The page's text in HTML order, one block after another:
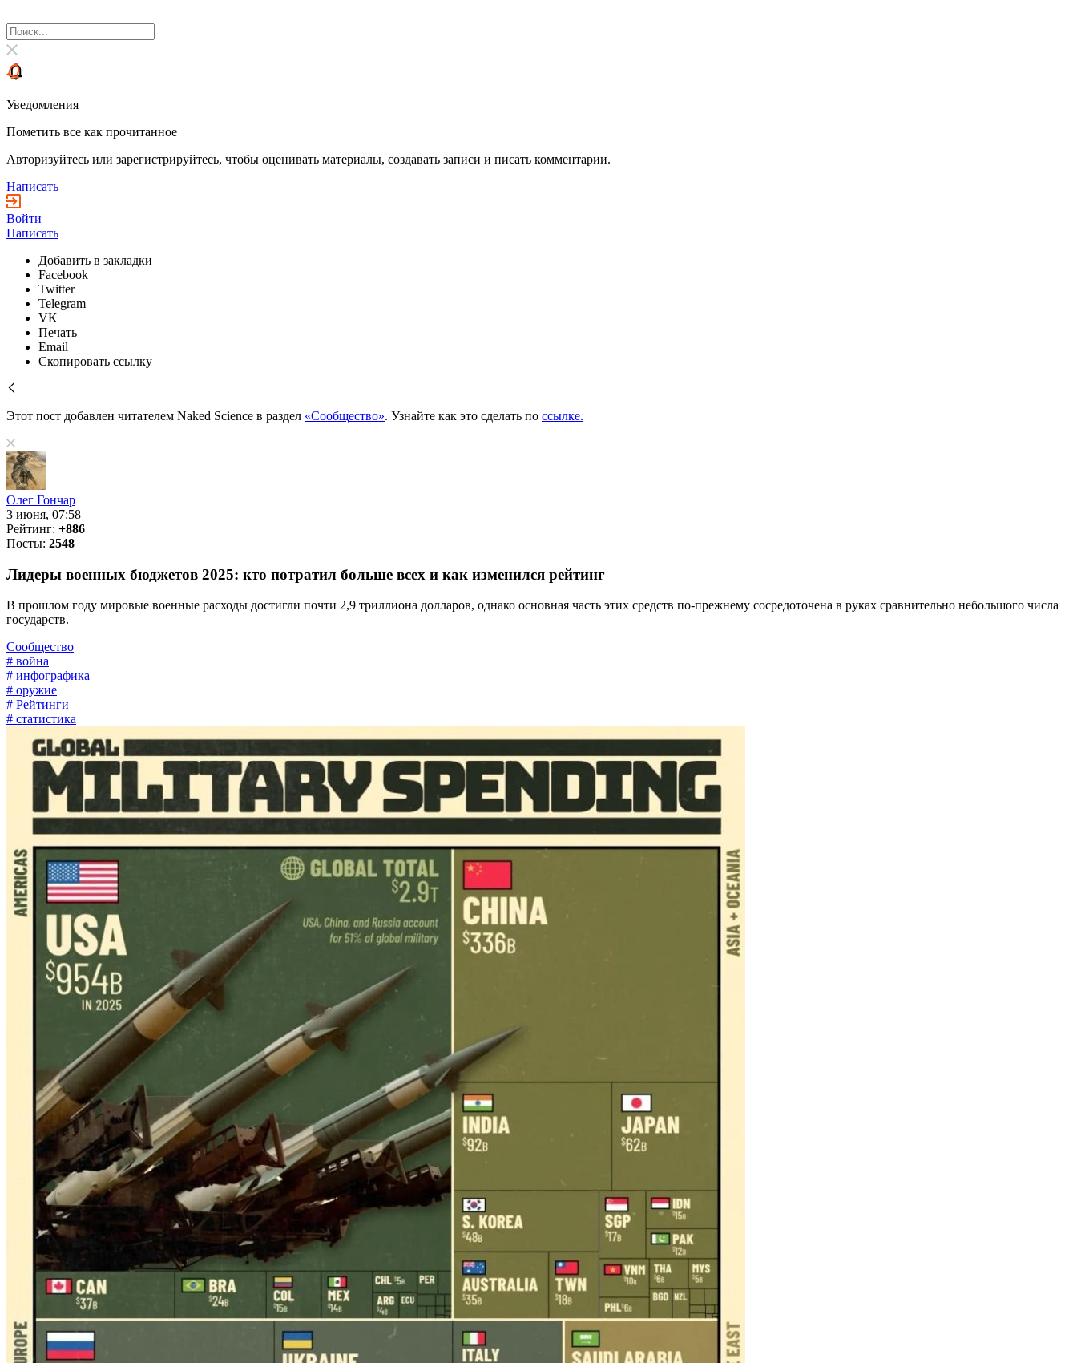
Уведомления
Пометить все как прочитанное
Авторизуйтесь или зарегистрируйтесь, чтобы оценивать материалы, создавать записи и писать комментарии.
Написать
Войти
Написать
Добавить в закладки
Facebook
Twitter
Telegram
VK
Печать
Email
Скопировать ссылку
Этот пост добавлен читателем Naked Science в раздел «Сообщество». Узнайте как это сделать по ссылке.
Олег Гончар
3 июня, 07:58
Рейтинг: +886
Посты: 2548
Лидеры военных бюджетов 2025: кто потратил больше всех и как изменился рейтинг
В прошлом году мировые военные расходы достигли почти 2,9 триллиона долларов, однако основная часть этих средств по-прежнему сосредоточена в руках сравнительно небольшого числа
государств.
Сообщество
# война
# инфографика
# оружие
# Рейтинги
# статистика